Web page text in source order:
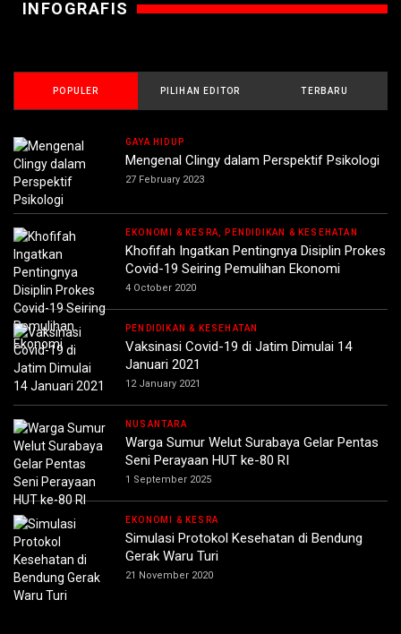
INFOGRAFIS
POPULER PILIHAN EDITOR TERBARU
GAYA HIDUP
Mengenal Clingy dalam Perspektif Psikologi
27 February 2023
EKONOMI & KESRA, PENDIDIKAN & KESEHATAN
Khofifah Ingatkan Pentingnya Disiplin Prokes
Covid-19 Seiring Pemulihan Ekonomi
4 October 2020
PENDIDIKAN & KESEHATAN
Vaksinasi Covid-19 di Jatim Dimulai 14
Januari 2021
12 January 2021
NUSANTARA
Warga Sumur Welut Surabaya Gelar Pentas
Seni Perayaan HUT ke-80 RI
1 September 2025
EKONOMI & KESRA
Simulasi Protokol Kesehatan di Bendung
Gerak Waru Turi
21 November 2020